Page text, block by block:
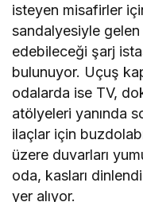
isteyen misafirler
sandalyesiyle
edebileceği şarj
bulunuyor. Uçuş
odalarda ise TV,
atölyeleri yanında
ilaçlar için
üzere duvarları
oda, kasları
yer alıyor.